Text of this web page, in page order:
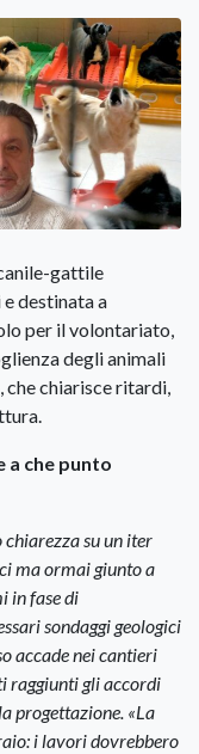
gattile
e destinata a
per il volontariato,
degli animali
che chiarisce ritardi,
a che punto
su un iter
ma ormai giunto a
in fase di
sondaggi geologici
accade nei cantieri
raggiunti gli accordi
progettazione. «La
i lavori dovrebbero